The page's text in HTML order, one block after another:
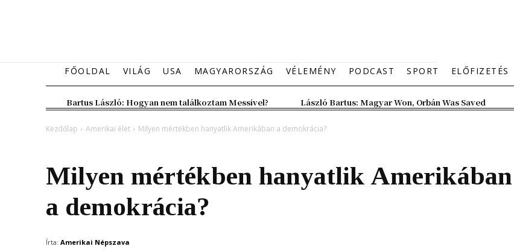
FŐOLDAL VILÁG USA MAGYARORSZÁG VÉLEMÉNY PODCAST SPORT ELŐFIZETÉS
Bartus László: Hogyan nem találkoztam Messivel? László Bartus: Magyar Won, Orbán Was Saved
Kezdőlap Amerikai élet Milyen mértékben hanyatlik Amerikában a demokrácia?
Milyen mértékben hanyatlik Amerikában
a demokrácia?
Írta: Amerikai Népszava